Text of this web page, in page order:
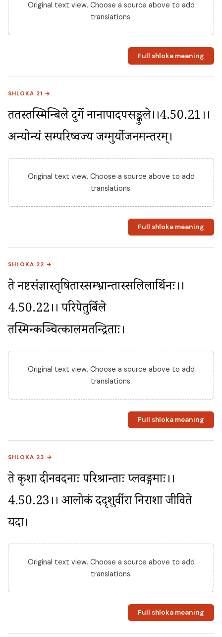
Original text view. Choose a source above to add
translations.
Full shloka meaning
SHLOKA 21 →
ततस्तस्मिन्बिले दुर्गे नानापादपसङ्कुले।।4.50.21।।
अन्योन्यं सम्परिष्वज्य जग्मुर्योजनमन्तरम्।
Original text view. Choose a source above to add
translations.
Full shloka meaning
SHLOKA 22 →
ते नष्टसंज्ञास्तृषितास्सम्भ्रान्तास्सलिलार्थिनः।।
4.50.22।। परिपेतुर्बिले
तस्मिन्कञ्चित्कालमतन्द्रिताः।
Original text view. Choose a source above to add
translations.
Full shloka meaning
SHLOKA 23 →
ते कृशा दीनवदनाः परिश्रान्ताः प्लवङ्गमाः।।
4.50.23।। आलोकं ददृशुर्वीरा निराशा जीविते
यदा।
Original text view. Choose a source above to add
translations.
Full shloka meaning